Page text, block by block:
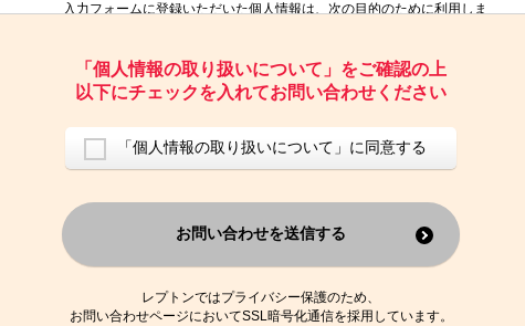
入力フォームに登録いただいた個人情報は、次の目的のために利用しま
お問い合わせにお答えするため
レプトンのキャンペーンや新商品（新サービス）、新規開講教室等を
ご案内するため
ご利用者の個人情報を、本人が特定されないデータに不可逆変換した
上で、広告・宣伝・販売促進活動に役立てること
なお、この利用目的を超えた個人情報の取扱いは行いません。また、こ
れ以外の目的で個人情報を利用することはありません。
※当社の保有する個人情報と第三者広告配信事業者が保有する個人情報
を、本人が特定されないデータに不可逆変換した上で第三者広告配信事
業者においてマッチングを行い、その結果に基づいて広告を配信するこ
「個人情報の取り扱いについて」をご確認の上
以下にチェックを入れてお問い合わせください
「個人情報の取り扱いについて」に同意する
お問い合わせを送信する
レプトンではプライバシー保護のため、
お問い合わせページにおいてSSL暗号化通信を採用しています。